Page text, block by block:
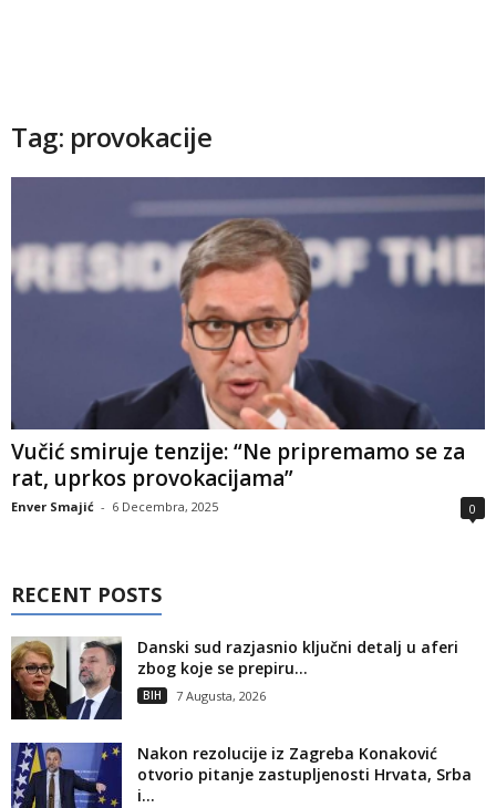
Tag: provokacije
Vučić smiruje tenzije: “Ne pripremamo se za
rat, uprkos provokacijama”
Enver Smajić - 6 Decembra, 2025 0
RECENT POSTS
Danski sud razjasnio ključni detalj u aferi
zbog koje se prepiru...
BIH 7 Augusta, 2026
Nakon rezolucije iz Zagreba Konaković
otvorio pitanje zastupljenosti Hrvata, Srba
i...